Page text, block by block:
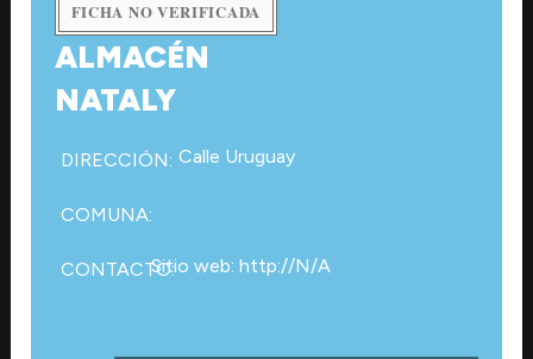
FICHA NO VERIFICADA
ALMACÉN
NATALY
DIRECCIÓN: Calle Uruguay
COMUNA:
CONTACTO:Sitio web: http://N/A